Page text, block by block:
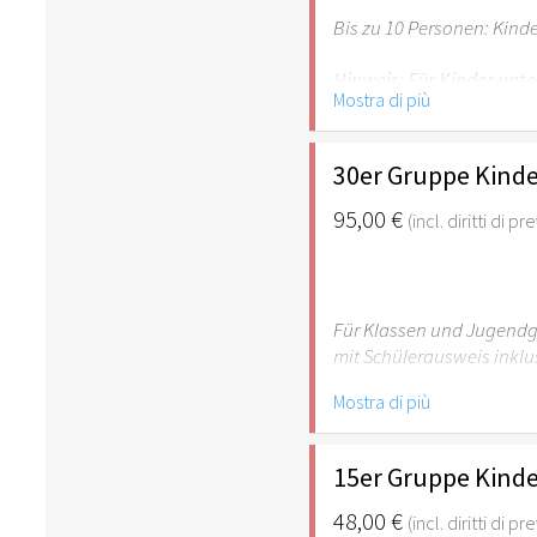
Bis zu 10 Personen:
Hinweis: Für Kinder
empfehlenswert.
Mostra di più
30er Gruppe
95,00 € (incl. diritti di
Für Klassen und
mit Schülerausweis
Hinweis: Für Kinder
empfehlenswert.
Mostra di più
15er Gruppe
48,00 € (incl. diritti di